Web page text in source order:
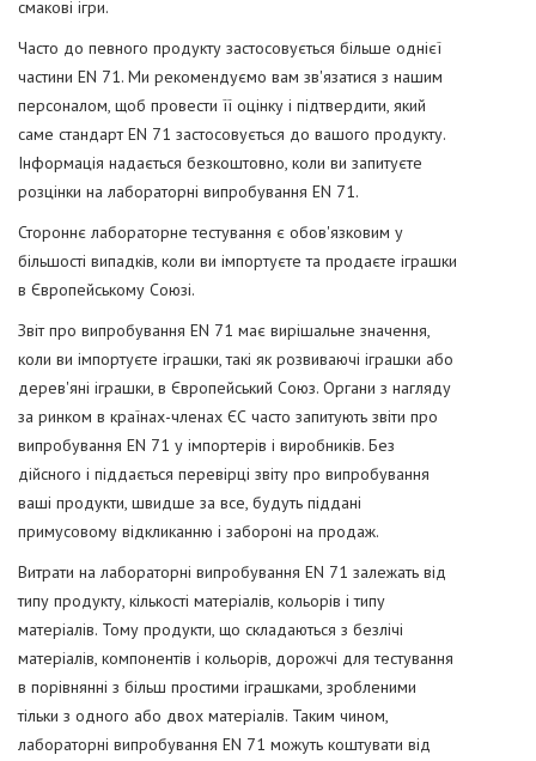
смакові ігри.
Часто до певного продукту застосовується більше однієї
частини EN 71. Ми рекомендуємо вам зв'язатися з нашим
персоналом, щоб провести її оцінку і підтвердити, який
саме стандарт EN 71 застосовується до вашого продукту.
Інформація надається безкоштовно, коли ви запитуєте
розцінки на лабораторні випробування EN 71.
Стороннє лабораторне тестування є обов'язковим у
більшості випадків, коли ви імпортуєте та продаєте іграшки
в Європейському Союзі.
Звіт про випробування EN 71 має вирішальне значення,
коли ви імпортуєте іграшки, такі як розвиваючі іграшки або
дерев'яні іграшки, в Європейський Союз. Органи з нагляду
за ринком в країнах-членах ЄС часто запитують звіти про
випробування EN 71 у імпортерів і виробників. Без
дійсного і піддається перевірці звіту про випробування
ваші продукти, швидше за все, будуть піддані
примусовому відкликанню і забороні на продаж.
Витрати на лабораторні випробування EN 71 залежать від
типу продукту, кількості матеріалів, кольорів і типу
матеріалів. Тому продукти, що складаються з безлічі
матеріалів, компонентів і кольорів, дорожчі для тестування
в порівнянні з більш простими іграшками, зробленими
тільки з одного або двох матеріалів. Таким чином,
лабораторні випробування EN 71 можуть коштувати від